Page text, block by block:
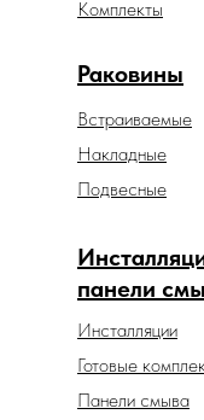
Раковины
Встраиваемые
Накладные
Подвесные
панели
Инсталляции
Готовые
Панели смыва
Комплекты